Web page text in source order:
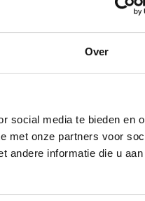
Over
social media te bieden en
met onze partners voor
andere informatie die u